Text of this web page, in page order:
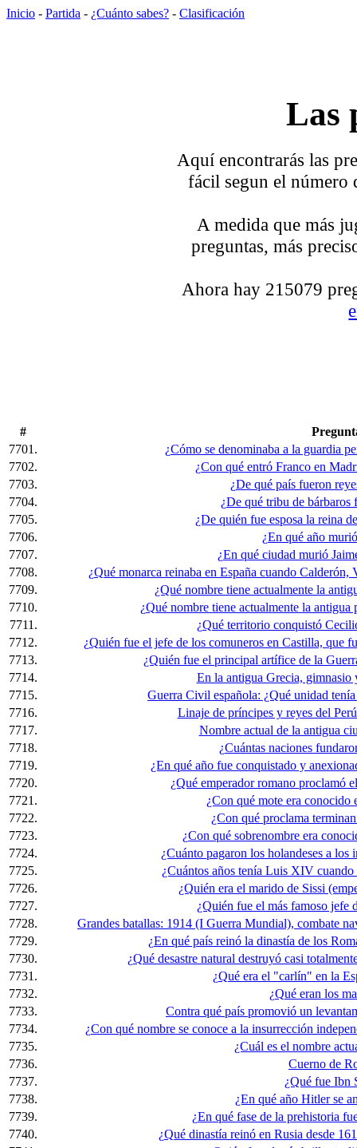
Inicio - Partida - ¿Cuánto sabes? - Clasificación
Las
Aquí encontrarás las
fácil segun el número
A medida que más
preguntas, más
Ahora hay 215079
#
7701.
¿Cómo se denominaba a la guardia
7702.
¿Con qué entró Franco en
7703.
¿De qué país fueron
7704.
¿De qué tribu de bárbaros
7705.
¿De quién fue esposa la reina
7706.
¿En qué año
7707.
¿En qué ciudad murió
7708.
¿Qué monarca reinaba en España cuando
7709.
¿Qué nombre tiene actualmente la
7710.
¿Qué nombre tiene actualmente la
7711.
¿Qué territorio conquistó
7712.
¿Quién fue el jefe de los comuneros en Castilla, que
7713.
¿Quién fue el principal artífice de la
7714.
En la antigua Grecia, gimnasio
7715.
Guerra Civil española: ¿Qué unidad
7716.
Linaje de príncipes y reyes del
7717.
Nombre actual de la antigua
7718.
¿Cuántas naciones
7719.
¿En qué año fue conquistado y
7720.
¿Qué emperador romano proclamó
7721.
¿Con qué mote era conocido
7722.
¿Con qué proclama
7723.
¿Con qué sobrenombre era
7724.
¿Cuánto pagaron los holandeses a
7725.
¿Cuántos años tenía Luis XIV
7726.
¿Quién era el marido de Sissi
7727.
¿Quién fue el más famoso jefe
7728.
Grandes batallas: 1914 (I Guerra Mundial), combate
7729.
¿En qué país reinó la dinastía de los
7730.
¿Qué desastre natural destruyó casi
7731.
¿Qué era el "carlín" en la
7732.
¿Qué eran los
7733.
Contra qué país promovió un
7734.
¿Con qué nombre se conoce a la insurrección
7735.
¿Cuál es el nombre
7736.
Cuerno de
7737.
¿Qué fue Ibn
7738.
¿En qué año Hitler se
7739.
¿En qué fase de la prehistoria
7740.
¿Qué dinastía reinó en Rusia desde